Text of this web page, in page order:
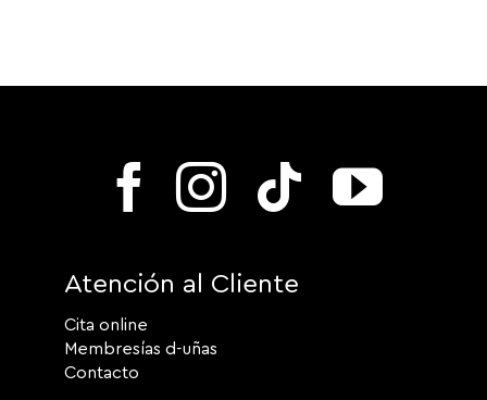
Atención al Cliente
Cita online
Membresías d-uñas
Contacto